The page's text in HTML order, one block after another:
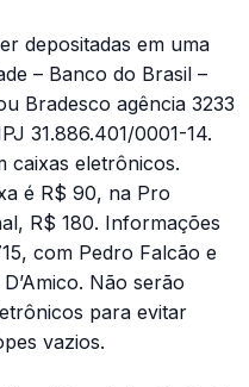
depositadas em uma
– Banco do Brasil –
Bradesco agência 3233
31.886.401/0001-14.
caixas eletrônicos.
é R$ 90, na Pro
R$ 180. Informações
com Pedro Falcão e
Não serão
para evitar
vazios.